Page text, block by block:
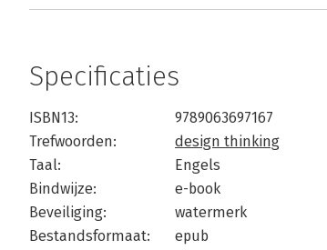
Specificaties
ISBN13:
9789063697167
Trefwoorden:
design thinking
Taal:
Engels
Bindwijze:
e-book
Beveiliging:
watermerk
Bestandsformaat:
epub